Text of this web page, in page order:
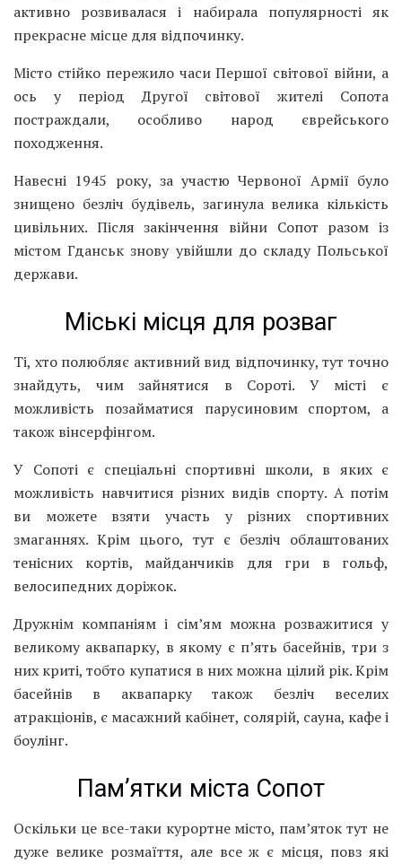
активно розвивалася і набирала популярності як
прекрасне місце для відпочинку.
Місто стійко пережило часи Першої світової війни, а
ось у період Другої світової жителі Сопота
постраждали, особливо народ єврейського
походження.
Навесні 1945 року, за участю Червоної Армії було
знищено безліч будівель, загинула велика кількість
цивільних. Після закінчення війни Сопот разом із
містом Гданськ знову увійшли до складу Польської
держави.
Міські місця для розваг
Ті, хто полюбляє активний вид відпочинку, тут точно
знайдуть, чим зайнятися в Сороті. У місті є
можливість позайматися парусиновим спортом, а
також вінсерфінгом.
У Сопоті є спеціальні спортивні школи, в яких є
можливість навчитися різних видів спорту. А потім
ви можете взяти участь у різних спортивних
змаганнях. Крім цього, тут є безліч облаштованих
тенісних кортів, майданчиків для гри в гольф,
велосипедних доріжок.
Дружнім компаніям і сім’ям можна розважитися у
великому аквапарку, в якому є п’ять басейнів, три з
них криті, тобто купатися в них можна цілий рік. Крім
басейнів в аквапарку також безліч веселих
атракціонів, є масажний кабінет, солярій, сауна, кафе і
боулінг.
Пам’ятки міста Сопот
Оскільки це все-таки курортне місто, пам’яток тут не
дуже велике розмаїття, але все ж є місця, повз які